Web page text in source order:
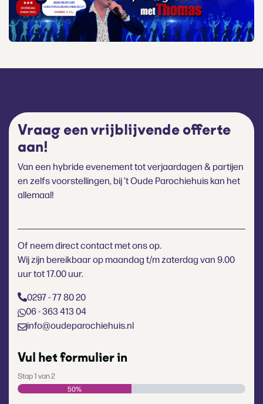
Vraag een vrijblijvende offerte
aan!
Van een hybride evenement tot verjaardagen & partijen
en zelfs voorstellingen, bij ’t Oude Parochiehuis kan het
allemaal!
Of neem direct contact met ons op.
Wij zijn bereikbaar op maandag t/m zaterdag van 9.00
uur tot 17.00 uur.
0297 - 77 80 20
06 - 363 413 04
info@oudeparochiehuis.nl
Vul het formulier in
Stap1van2
50%